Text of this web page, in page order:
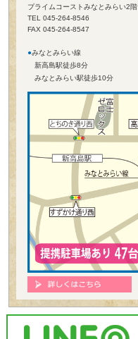
プライムコーストみなとみらい2階
TEL 045-264-8546
FAX 045-264-8547
●みなとみらい線
新高島駅徒歩8分
みなとみらい駅徒歩10分